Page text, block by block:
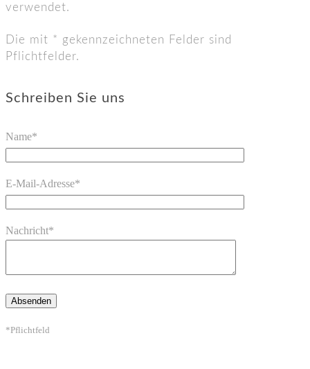
verwendet.
Die mit * gekennzeichneten Felder sind
Pflichtfelder.
Schreiben Sie uns
Name*
E-Mail-Adresse*
Nachricht*
*Pflichtfeld